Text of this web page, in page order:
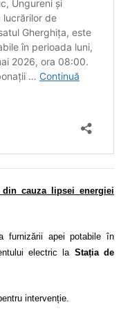
cauza lipsei energiei
furnizării apei potabile în
electric la Stația de
intervenție.